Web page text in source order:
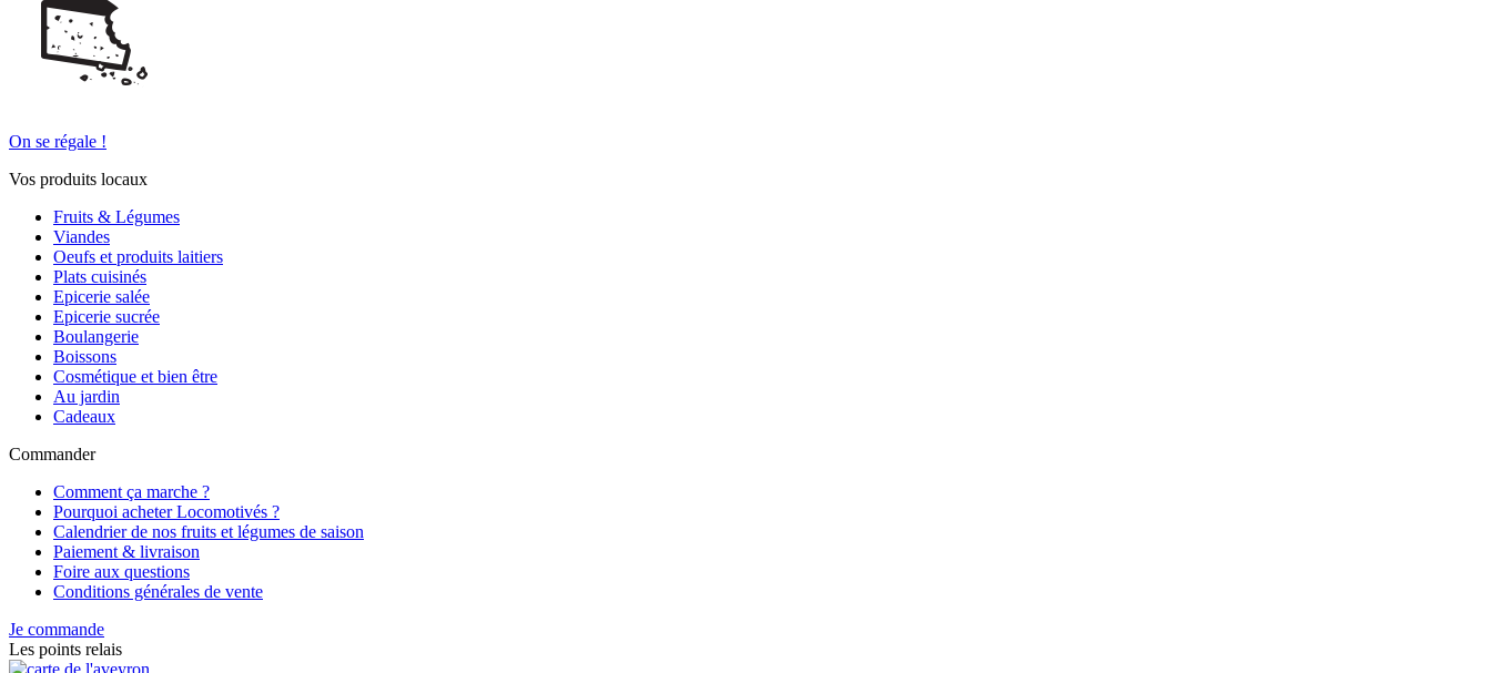
On se régale !
Vos produits locaux
Fruits & Légumes
Viandes
Oeufs et produits laitiers
Plats cuisinés
Epicerie salée
Epicerie sucrée
Boulangerie
Boissons
Cosmétique et bien être
Au jardin
Cadeaux
Commander
Comment ça marche ?
Pourquoi acheter Locomotivés ?
Calendrier de nos fruits et légumes de saison
Paiement & livraison
Foire aux questions
Conditions générales de vente
Je commande
Les points relais